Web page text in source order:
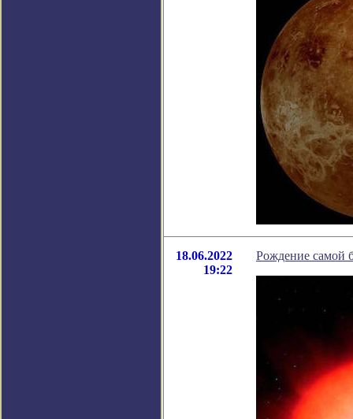
18.06.2022
19:22
Рождение самой